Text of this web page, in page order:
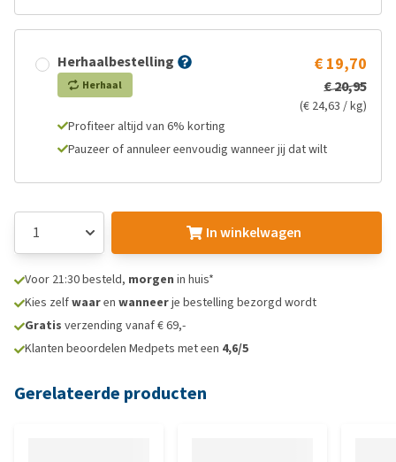
Herhaalbestelling
Herhaal
€ 19,70
€ 20,95
(€ 24,63 / kg)
Profiteer altijd van 6% korting
Pauzeer of annuleer eenvoudig wanneer jij dat wilt
In winkelwagen
Voor 21:30 besteld, morgen in huis*
Kies zelfwaaren wanneerje bestelling bezorgd wordt
Gratis verzending vanaf € 69,-
Klanten beoordelen Medpets met een 4,6/5
Gerelateerde producten